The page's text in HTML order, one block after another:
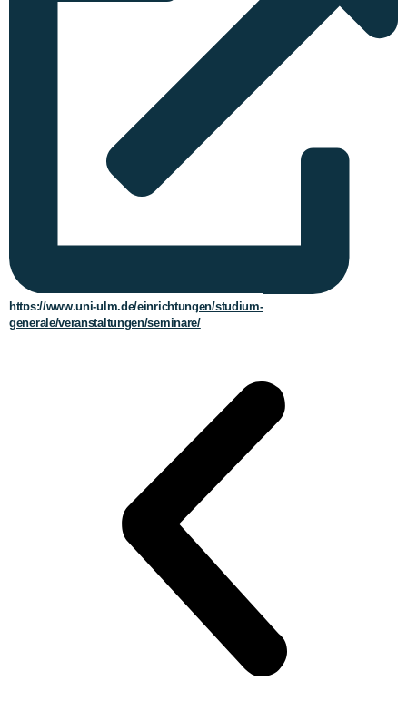
https://www.uni-ulm.de/einrichtungen/studium-
generale/veranstaltungen/seminare/